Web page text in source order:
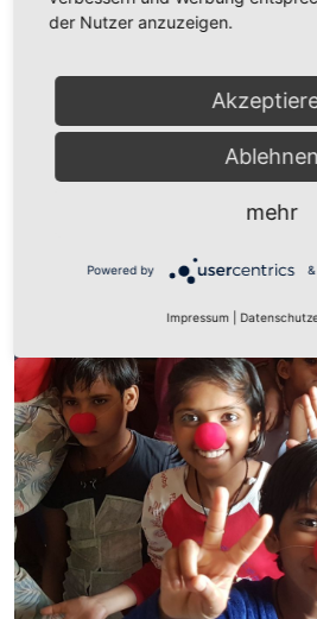
Nach meiner Zaubershow in
der Nutzer anzuzeigen.
Ablehnen
mehr
Powered by &
Impressum